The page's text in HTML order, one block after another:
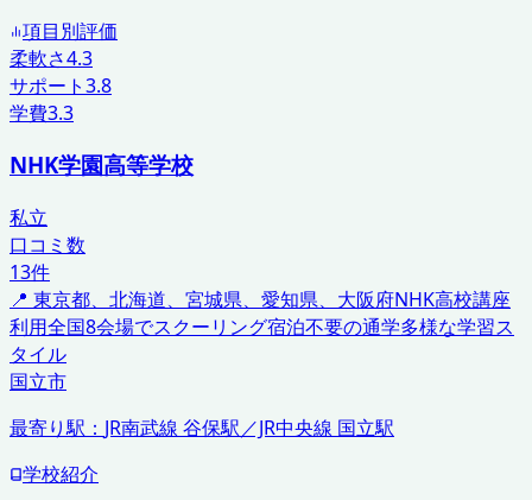
項目別評価
柔軟さ4.3
サポート3.8
学費3.3
NHK学園高等学校
私立
口コミ数
13件
📍 東京都、北海道、宮城県、愛知県、大阪府NHK高校講座
利用全国8会場でスクーリング宿泊不要の通学多様な学習ス
タイル
国立市
最寄り駅： JR南武線 谷保駅／JR中央線 国立駅
学校紹介